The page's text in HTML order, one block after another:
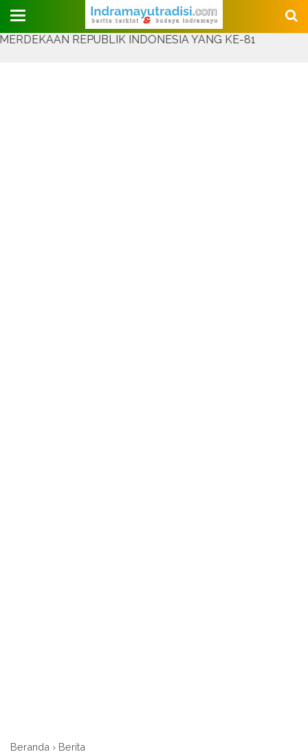
Judul Website
REPUBLIK INDONESIA YANG KE-81
Beranda › Berita